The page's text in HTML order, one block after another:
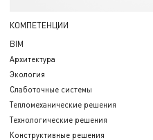
КОМПЕТЕНЦИИ
BIM
Архитектура
Экология
Слаботочные системы
Тепломеханические решения
Технологические решения
Конструктивные решения